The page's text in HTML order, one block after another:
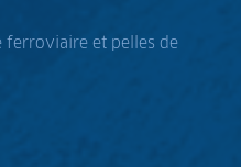
ferroviaire et pelles de